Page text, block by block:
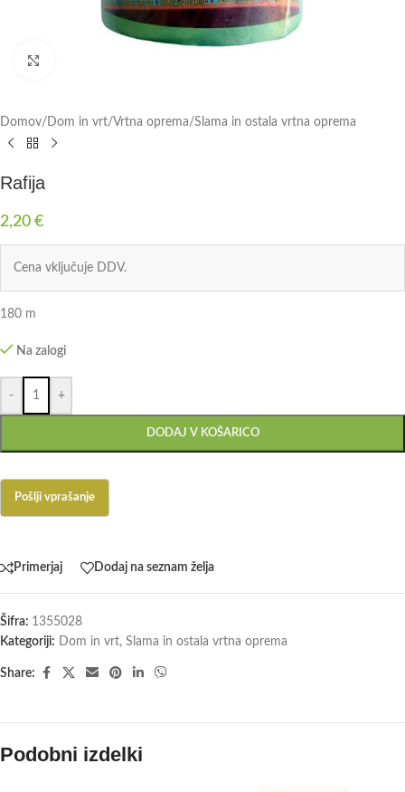
Domov/ Dom in vrt/Vrtna oprema/Slama in ostala vrtna oprema
Rafija
2,20 €
Cena vključuje DDV.
180 m
Na zalogi
- +
DODAJ V KOŠARICO
Primerjaj Dodaj na seznam želja
Šifra: 1355028
Kategoriji: Dom in vrt, Slama in ostala vrtna oprema
Share:
Podobni izdelki